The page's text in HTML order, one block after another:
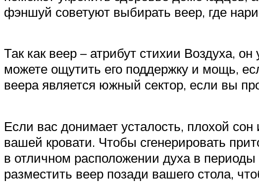
фэншуй советуют выбирать веер, где
Так как веер – атрибут стихии Воздуха,
можете ощутить его поддержку и мощь,
веера является южный сектор, если вы
Если вас донимает усталость, плохой
вашей кровати. Чтобы сгенерировать
в отличном расположении духа в
разместить веер позади вашего стола,